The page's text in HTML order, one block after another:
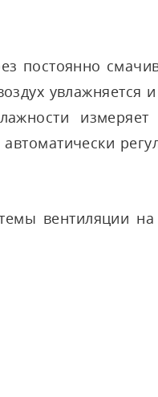
постоянно
увлажняется
вентиляции